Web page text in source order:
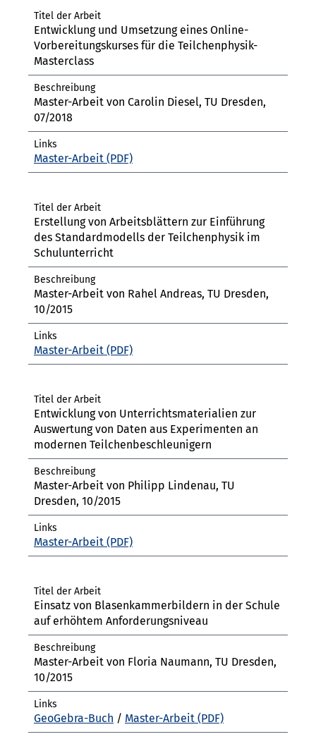
Entwicklung und Umsetzung eines Online-
Vorbereitungskurses für die Teilchenphysik-
Masterclass
Master-Arbeit von Carolin Diesel, TU Dresden,
07/2018
Master-Arbeit
Erstellung von Arbeitsblättern zur Einführung
des Standardmodells der Teilchenphysik im
Schulunterricht
Master-Arbeit von Rahel Andreas, TU Dresden,
10/2015
Master-Arbeit
Entwicklung von Unterrichtsmaterialien zur
Auswertung von Daten aus Experimenten an
modernen Teilchenbeschleunigern
Master-Arbeit von Philipp Lindenau, TU
Dresden, 10/2015
Master-Arbeit
Einsatz von Blasenkammerbildern in der Schule
auf erhöhtem Anforderungsniveau
Master-Arbeit von Floria Naumann, TU Dresden,
10/2015
GeoGebra-Buch / Master-Arbeit